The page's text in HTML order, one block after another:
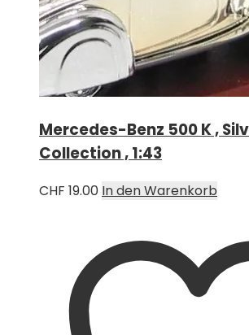
Mercedes-Benz 500 K ,
Collection , 1:43
CHF 19.00 In den Warenkorb